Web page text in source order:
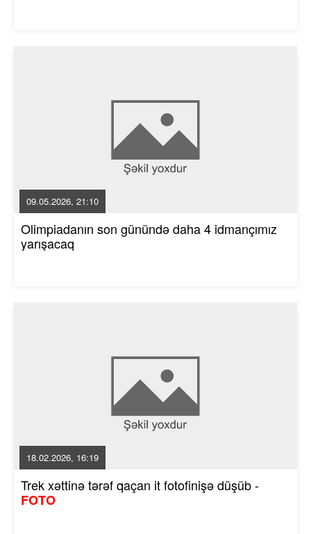
09.05.2026, 21:10
Olimpiadanın son günündə daha 4 idmançımız
yarışacaq
18.02.2026, 16:19
Trek xəttinə tərəf qaçan it fotofinişə düşüb -
FOTO